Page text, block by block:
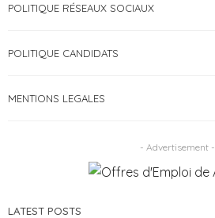
POLITIQUE RÉSEAUX SOCIAUX
POLITIQUE CANDIDATS
MENTIONS LEGALES
- Advertisement -
LATEST POSTS